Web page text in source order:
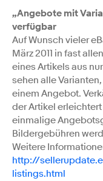
„Angebote mit
verfügbar
Auf Wunsch vieler
März 2011 in fast
eines Artikels aus
sehen alle
einem Angebot.
der Artikel
einmalige
Bildergebühren
Weitere
http://
listings.html